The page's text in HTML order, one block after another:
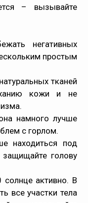
– вызывайте
негативных
простым
тканей
кожи и не
​​намного лучше
с горлом.
находиться под
голову
активно. В
все участки тела